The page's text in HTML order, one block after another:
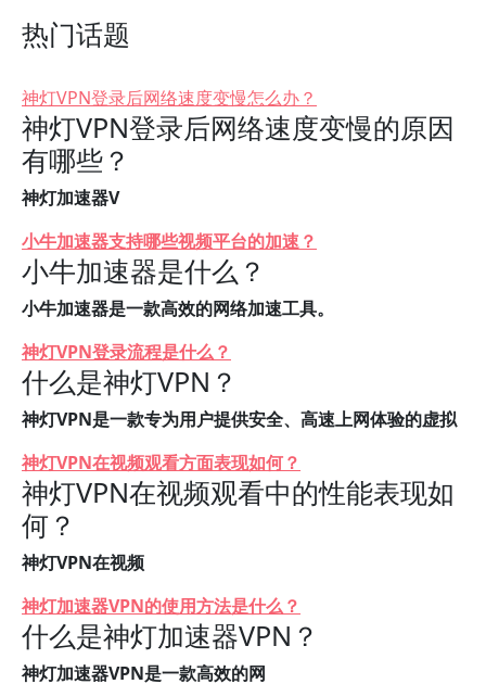
热门话题
神灯VPN登录后网络速度变慢怎么办？
神灯VPN登录后网络速度变慢的原因
有哪些？
神灯加速器V
小牛加速器支持哪些视频平台的加速？
小牛加速器是什么？
小牛加速器是一款高效的网络加速工具。
神灯VPN登录流程是什么？
什么是神灯VPN？
神灯VPN是一款专为用户提供安全、高速上网体验的虚拟
神灯VPN在视频观看方面表现如何？
神灯VPN在视频观看中的性能表现如
何？
神灯VPN在视频
神灯加速器VPN的使用方法是什么？
什么是神灯加速器VPN？
神灯加速器VPN是一款高效的网